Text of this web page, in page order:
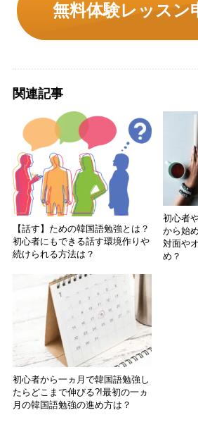
無料体験レッスン
関連記事
【話す】ための韓国語勉強とは？
初心者にもできる話す環境作りや
続けられる方法は？
初心者
から始
対面や
め？
初心者から一ヵ月で韓国語勉強し
たらどこまで伸びる?!最初の一ヵ
月の韓国語勉強の進め方は？